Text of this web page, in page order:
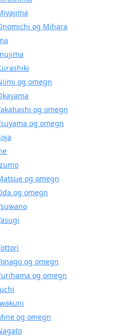
og Mihara
og omegn
og omegn
og omegn
og omegn
og omegn
og omegn
og omegn
og omegn